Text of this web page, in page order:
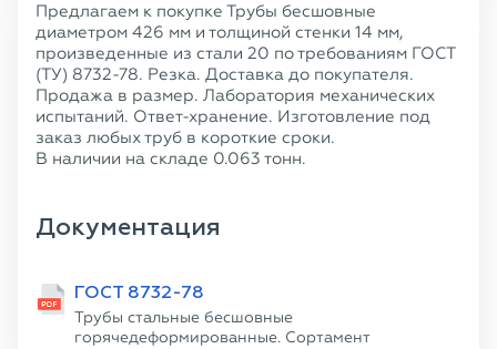
Предлагаем к покупке Трубы бесшовные
диаметром 426 мм и толщиной стенки 14 мм,
произведенные из стали 20 по требованиям ГОСТ
(ТУ) 8732-78. Резка. Доставка до покупателя.
Продажа в размер. Лаборатория механических
испытаний. Ответ-хранение. Изготовление под
заказ любых труб в короткие сроки.
В наличии на складе 0.063 тонн.
Документация
ГОСТ 8732-78
Трубы стальные бесшовные
горячедеформированные. Сортамент